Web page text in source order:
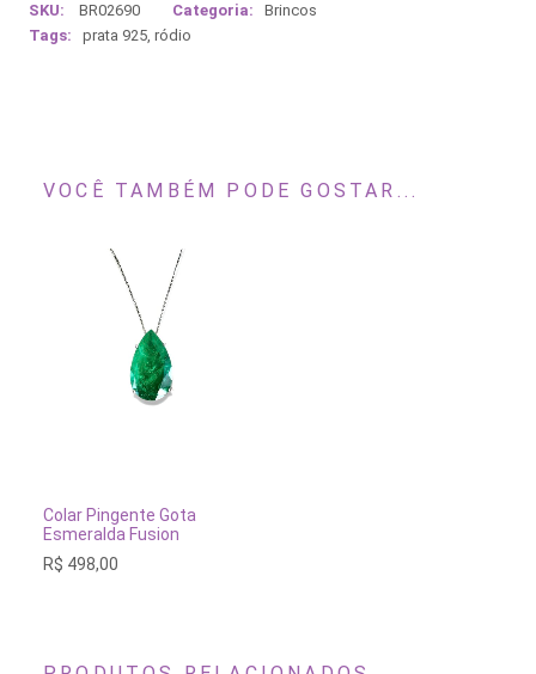
SKU: BR02690 Categoria:
Brincos
Tags:
prata 925, ródio
VOCÊ TAMBÉM PODE GOSTAR...
ADICIONAR AO CARRINHO
Colar Pingente Gota
Esmeralda Fusion
R$ 498,00